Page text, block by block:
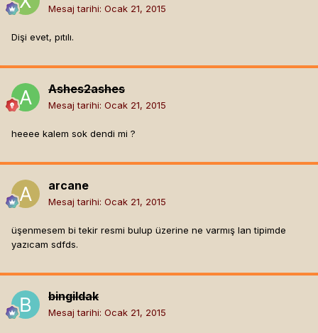
Mesaj tarihi: Ocak 21, 2015
Dişi evet, pıtılı.
Ashes2ashes
Mesaj tarihi: Ocak 21, 2015
heeee kalem sok dendi mi ?
arcane
Mesaj tarihi: Ocak 21, 2015
üşenmesem bi tekir resmi bulup üzerine ne varmış lan tipimde
yazıcam sdfds.
bingildak
Mesaj tarihi: Ocak 21, 2015